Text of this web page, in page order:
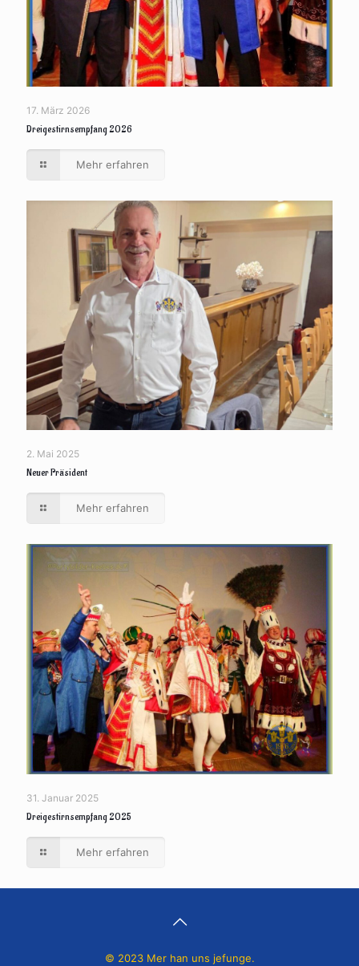
17. März 2026
Dreigestirnsempfang 2026
Mehr erfahren
2. Mai 2025
Neuer Präsident
Mehr erfahren
31. Januar 2025
Dreigestirnsempfang 2025
Mehr erfahren
© 2023 Mer han uns jefunge.